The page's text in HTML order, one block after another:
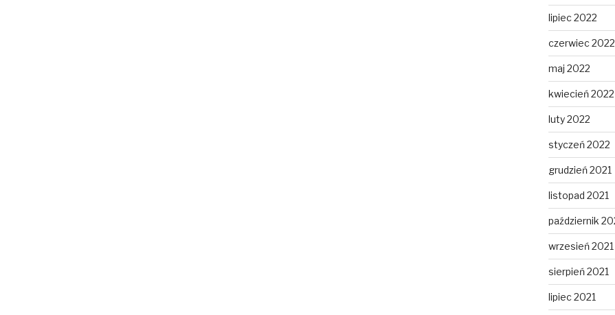
lipiec 2022
czerwiec 2022
maj 2022
kwiecień 2022
luty 2022
styczeń 2022
grudzień 2021
listopad 2021
październik
wrzesień 2021
sierpień 2021
lipiec 2021